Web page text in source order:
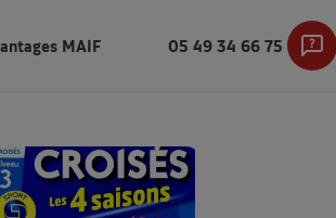
MAIF 05 49 34 66 75